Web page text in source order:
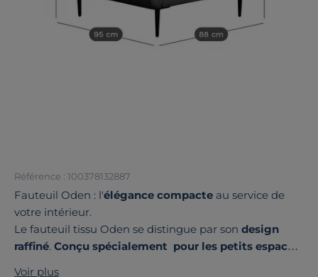
Référence : 100378132887
Fauteuil Oden : l'élégance compacte au service de
votre intérieur.
Le fauteuil tissu Oden se distingue par son design
raffiné. Conçu spécialement pour les petits espaces,
Voir plus